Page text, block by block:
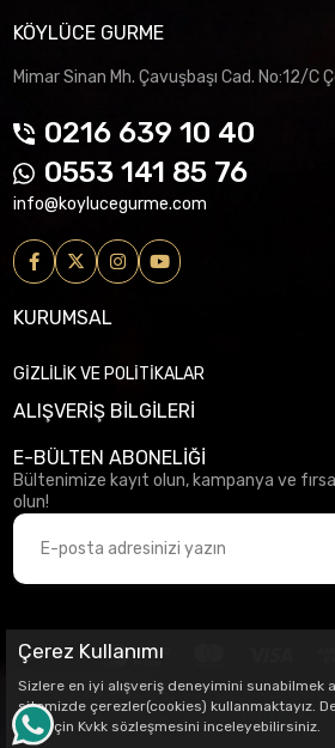
KÖYLÜCE GURME
Mimar Sinan Mh. Çavuşbaşı Cad. No:12/C
0216 639 10 40
0553 141 85 76
info@koylucegurme.com
KURUMSAL
GİZLİLİK VE POLİTİKALAR
ALIŞVERİŞ BİLGİLERİ
E-BÜLTEN ABONELİĞİ
Bültenimize kayıt olun, kampanya ve
olun!
Çerez Kullanımı
Sizlere en iyi alışveriş deneyimini sunabilmek
sitemizde çerezler(cookies) kullanmaktayız.
bilgi için Kvkk sözleşmesini inceleyebilirsiniz.